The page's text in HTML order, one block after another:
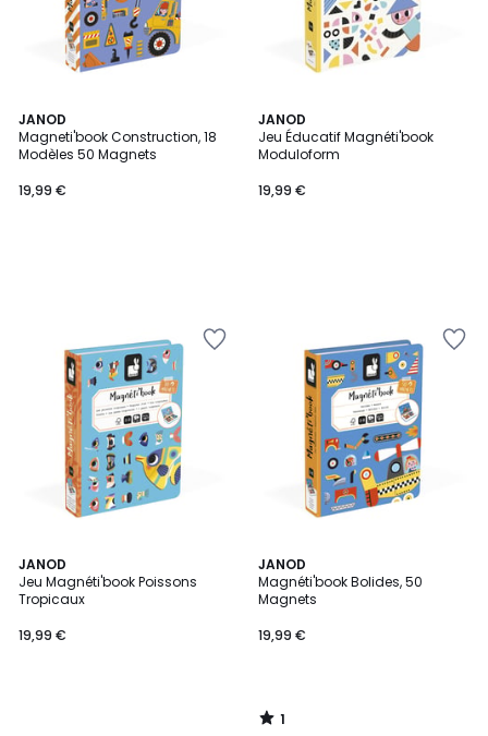
JANOD
Magneti'book Construction, 18
Modèles 50 Magnets
19,99 €
JANOD
Jeu Éducatif Magnéti'book
Moduloform
19,99 €
JANOD
Jeu Magnéti'book Poissons
Tropicaux
19,99 €
JANOD
Magnéti'book Bolides, 50
Magnets
19,99 €
1
/
5
1
/